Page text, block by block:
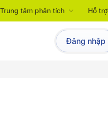
Trung tâm phân tích Hỗ trợ
Đăng nhập